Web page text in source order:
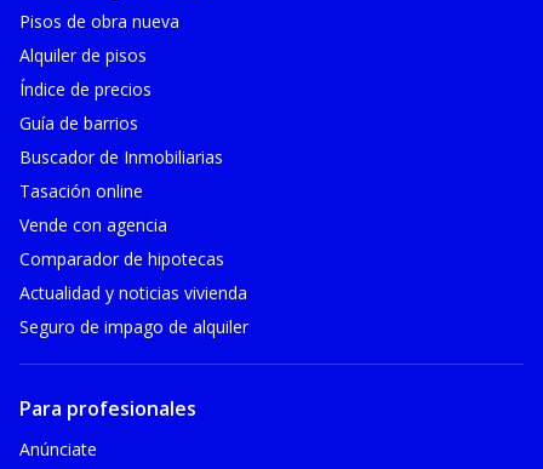
Pisos de obra nueva
Alquiler de pisos
Índice de precios
Guía de barrios
Buscador de Inmobiliarias
Tasación online
Vende con agencia
Comparador de hipotecas
Actualidad y noticias vivienda
Seguro de impago de alquiler
Para profesionales
Anúnciate